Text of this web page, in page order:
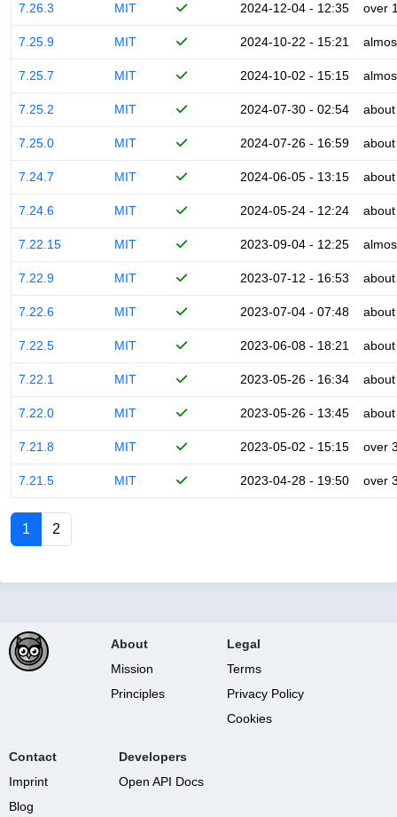
7.26.3 MIT 2024-12-04 - 12:35 over
7.25.9 MIT 2024-10-22 - 15:21
7.25.7 MIT 2024-10-02 - 15:15
7.25.2 MIT 2024-07-30 - 02:54
7.25.0 MIT 2024-07-26 - 16:59
7.24.7 MIT 2024-06-05 - 13:15
7.24.6 MIT 2024-05-24 - 12:24
7.22.15 MIT 2023-09-04 - 12:25
7.22.9 MIT 2023-07-12 - 16:53
7.22.6 MIT 2023-07-04 - 07:48
7.22.5 MIT 2023-06-08 - 18:21
7.22.1 MIT 2023-05-26 - 16:34
7.22.0 MIT 2023-05-26 - 13:45
7.21.8 MIT 2023-05-02 - 15:15 over
7.21.5 MIT 2023-04-28 - 19:50 over
1 2
About
Mission
Principles
Legal
Terms
Privacy Policy
Cookies
Contact
Imprint
Blog
Developers
Open API Docs